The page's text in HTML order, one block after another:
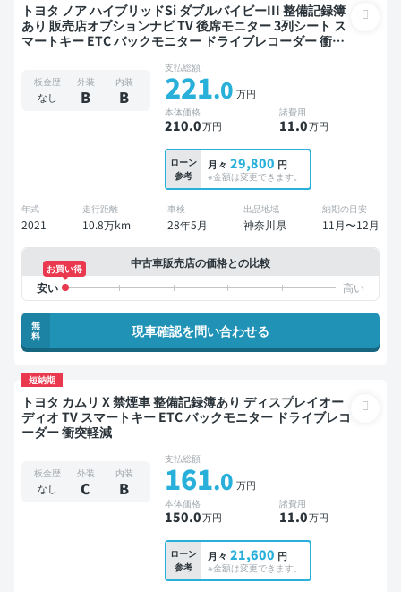
トヨタ ノア ハイブリッドSi ダブルバイビーIII 整備記録簿
あり 販売店オプションナビ TV 後席モニター 3列シート ス
マートキー ETC バックモニター ドライブレコーダー 衝突
板金歴
なし
外装
B
内装
B
支払総額
221.0 万円
本体価格
210.0万円
諸費用
11.0万円
ローン
参考
月々 29,800 円
※金額は変更できます。
年式
2021
走行距離
10.8万km
車検
28年5月
出品地域
神奈川県
納期の目安
11月〜12月
中古車販売店の価格との比較
お買い得
無
料
現車確認を問い合わせる
短納期
トヨタ カムリ X 禁煙車 整備記録簿あり ディスプレイオー
ディオ TV スマートキー ETC バックモニター ドライブレコ
ーダー 衝突軽減
板金歴
なし
外装
C
内装
B
支払総額
161.0 万円
本体価格
150.0万円
諸費用
11.0万円
ローン
参考
月々 21,600 円
※金額は変更できます。